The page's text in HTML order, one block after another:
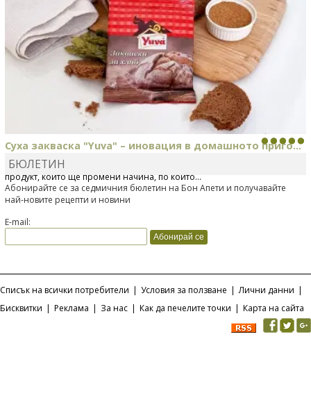
Суха закваска "Yuva" – иновация в домашното приго...
Отскоро Лесафр България стартира предлагането на изцяло нов
продукт, който ще промени начина, по който...
БЮЛЕТИН
Абонирайте се за седмичния бюлетин на Бон Апети и получавайте
най-новите рецепти и новини
E-mail:
Списък на всички потребители | Условия за ползване | Лични данни |
Бисквитки | Реклама | За нас | Как да печелите точки | Карта на сайта